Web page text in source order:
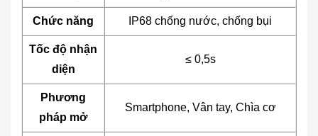
Chức năng IP68 chống nước, chống bụi
Tốc độ nhận
diện
≤ 0,5s
Phương
pháp mở
Smartphone, Vân tay, Chìa cơ